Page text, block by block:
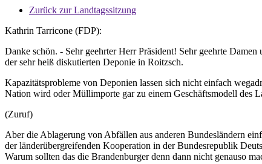
Zurück zur Landtagssitzung
Kathrin Tarricone (FDP):
Danke schön. - Sehr geehrter Herr Präsident! Sehr geehrte
der sehr heiß diskutierten Deponie in Roitzsch.
Kapazitätsprobleme von Deponien lassen sich nicht einfach
Nation wird oder Müllimporte gar zu einem Geschäftsmodell des
(Zuruf)
Aber die Ablagerung von Abfällen aus anderen Bundesländern
der länderübergreifenden Kooperation in der Bundesrepublik
Warum sollten das die Brandenburger denn dann nicht genauso